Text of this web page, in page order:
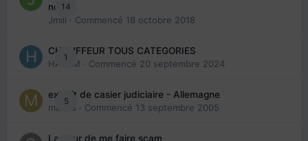
14
note
Jmili · Commencé 18 octobre 2018
1
CHAUFFEUR TOUS CATEGORIES
HAZEM · Commencé 20 septembre 2024
5
extrait de casier judiciaire - Allemagne
maries · Commencé 13 septembre 2005
La peur de me faire scam